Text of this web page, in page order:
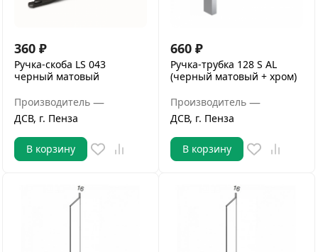
360 ₽
Ручка-скоба LS 043
черный матовый
Производитель —
ДСВ, г. Пенза
В корзину
660 ₽
Ручка-трубка 128 S AL
(черный матовый + хром)
Производитель —
ДСВ, г. Пенза
В корзину